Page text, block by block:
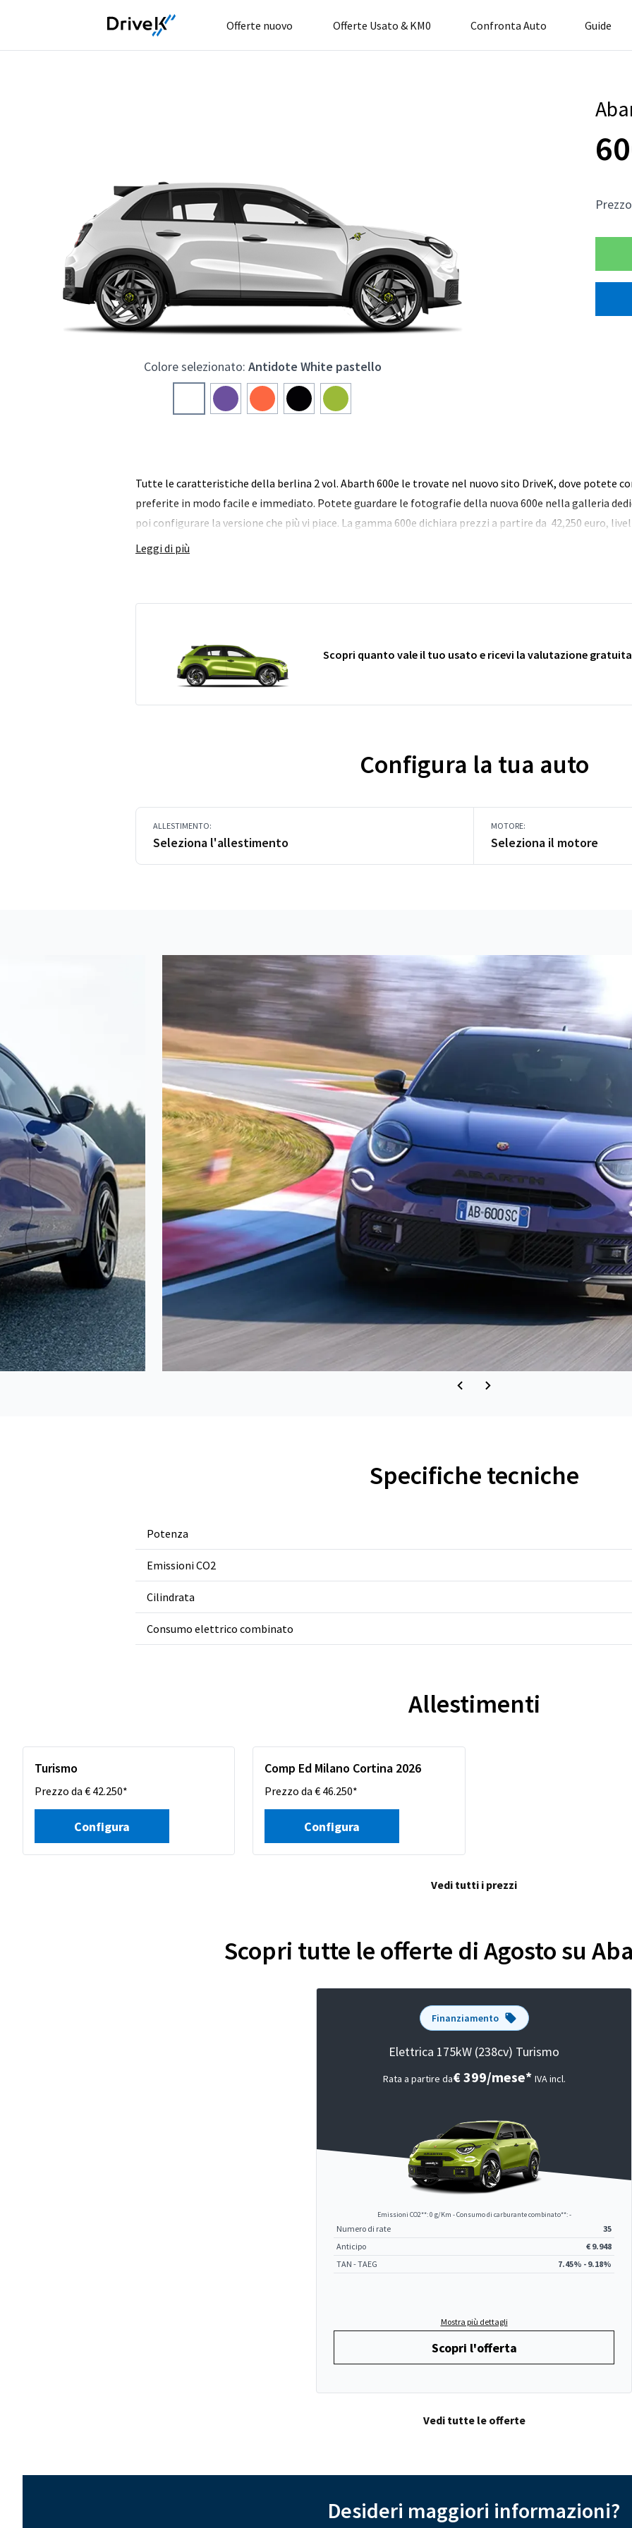
Offerte nuovo Offerte Usato & KM0 Confronta Auto Guide
Colore selezionato: Antidote White pastello
Tutte le caratteristiche della berlina 2 vol. Abarth 600e le trovate nel nuovo sito DriveK, dove potete
preferite in modo facile e immediato. Potete guardare le fotografie della nuova 600e nella galleria
poi configurare la versione che più vi piace. La gamma 600e dichiara prezzi a partire da 42,250 euro,
Leggi di più
Scopri quanto vale il tuo usato e ricevi la valutazione gratuita
Configura la tua auto
ALLESTIMENTO:
Seleziona l'allestimento
MOTORE:
Seleziona il motore
Specifiche tecniche
Potenza
Emissioni CO2
Cilindrata
Consumo elettrico combinato
Allestimenti
Turismo
Prezzo da € 42.250*
Configura
Comp Ed Milano Cortina 2026
Prezzo da € 46.250*
Configura
Vedi tutti i prezzi
Scopri tutte le offerte di Agosto su
Finanziamento
Elettrica 175kW (238cv) Turismo
Rata a partire da€ 399/mese* IVA incl.
Emissioni CO2**: 0 g/Km - Consumo di carburante combinato**: -
Numero di rate
35
Anticipo
€ 9.948
TAN - TAEG
7.45% - 9.18%
Mostra più dettagli
Scopri l'offerta
Vedi tutte le offerte
Desideri maggiori informazioni?